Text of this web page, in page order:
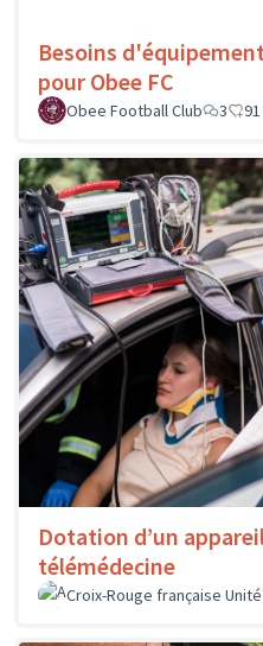
Besoins
pour Obee FC
Obee Football Club
3 91
Dotation d’un
télémédecine
Croix-Rouge française